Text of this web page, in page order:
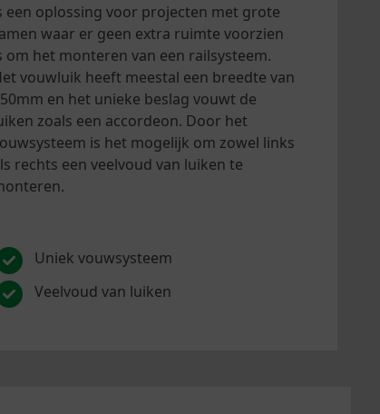
een oplossing voor projecten met grote
waar er geen extra ruimte voorzien
om het monteren van een railsysteem.
vouwluik heeft meestal een breedte van
en het unieke beslag vouwt de
zoals een accordeon. Door het
is het mogelijk om zowel links
rechts een veelvoud van luiken te
Uniek vouwsysteem
Veelvoud van luiken